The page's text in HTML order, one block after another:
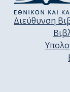
Διεύθυνση